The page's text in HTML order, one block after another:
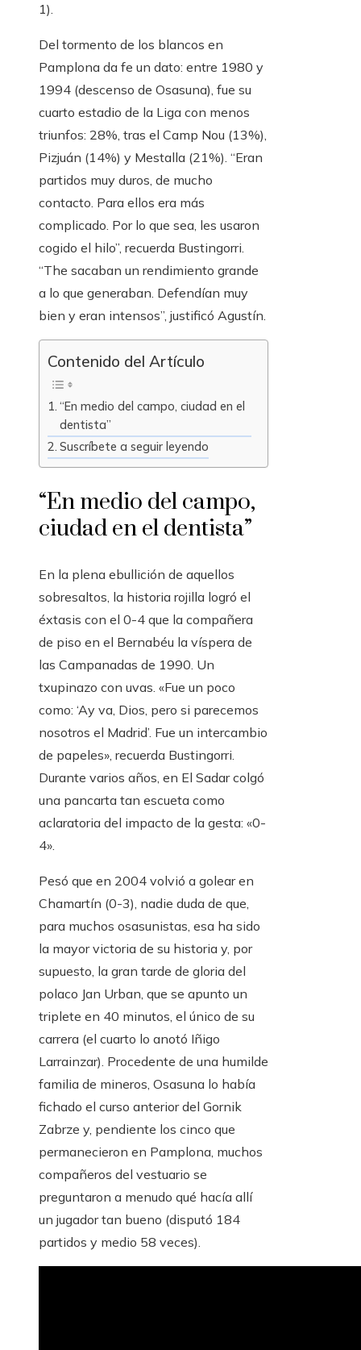
1).
Del tormento de los blancos en
Pamplona da fe un dato: entre 1980 y
1994 (descenso de Osasuna), fue su
cuarto estadio de la Liga con menos
triunfos: 28%, tras el Camp Nou (13%),
Pizjuán (14%) y Mestalla (21%). “Eran
partidos muy duros, de mucho
contacto. Para ellos era más
complicado. Por lo que sea, les usaron
cogido el hilo”, recuerda Bustingorri.
“The sacaban un rendimiento grande
a lo que generaban. Defendían muy
bien y eran intensos”, justificó Agustín.
Contenido del Artículo
“En medio del campo, ciudad en el
dentista”
Suscríbete a seguir leyendo
“En medio del campo,
ciudad en el dentista”
En la plena ebullición de aquellos
sobresaltos, la historia rojilla logró el
éxtasis con el 0-4 que la compañera
de piso en el Bernabéu la víspera de
las Campanadas de 1990. Un
txupinazo con uvas. «Fue un poco
como: ‘Ay va, Dios, pero si parecemos
nosotros el Madrid’. Fue un intercambio
de papeles», recuerda Bustingorri.
Durante varios años, en El Sadar colgó
una pancarta tan escueta como
aclaratoria del impacto de la gesta: «0-
4».
Pesó que en 2004 volvió a golear en
Chamartín (0-3), nadie duda de que,
para muchos osasunistas, esa ha sido
la mayor victoria de su historia y, por
supuesto, la gran tarde de gloria del
polaco Jan Urban, que se apunto un
triplete en 40 minutos, el único de su
carrera (el cuarto lo anotó Iñigo
Larrainzar). Procedente de una humilde
familia de mineros, Osasuna lo había
fichado el curso anterior del Gornik
Zabrze y, pendiente los cinco que
permanecieron en Pamplona, ​​​​muchos
compañeros del vestuario se
preguntaron a menudo qué hacía allí
un jugador tan bueno (disputó 184
partidos y medio 58 veces).